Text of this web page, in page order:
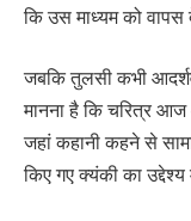
कि उस माध्यम को
जबकि तुलसी कभी
मानना है कि चरित्र
जहां कहानी कहने से
किए गए क्यंकी का